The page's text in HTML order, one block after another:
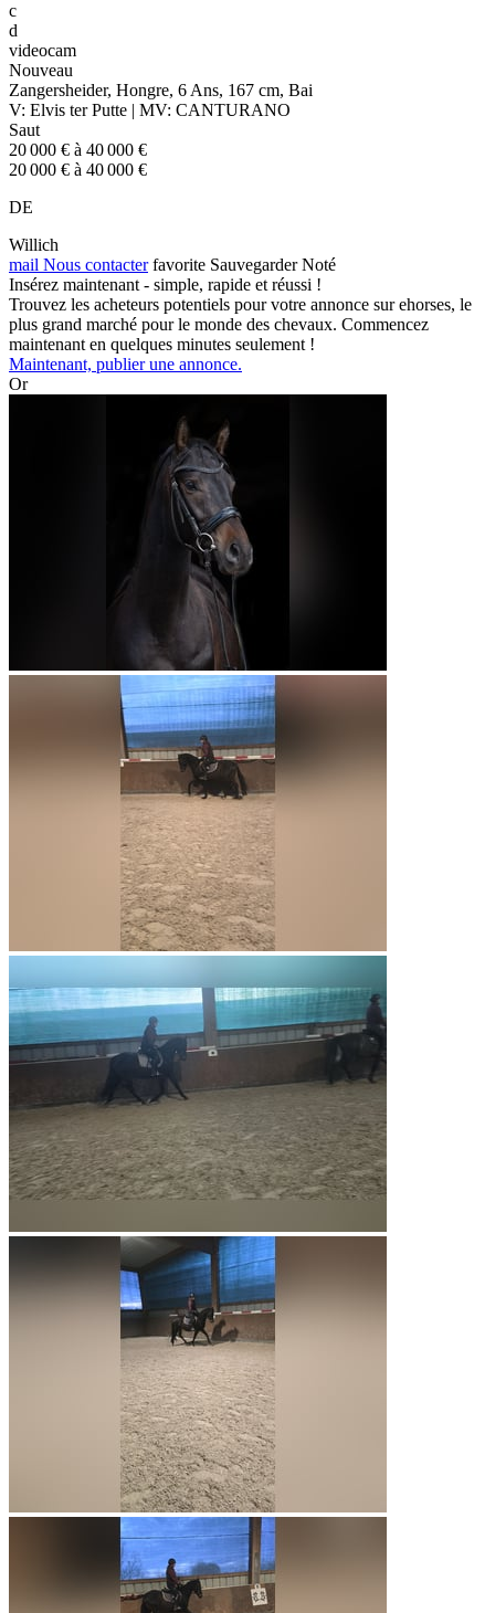
c
d
videocam
Nouveau
Zangersheider, Hongre, 6 Ans, 167 cm, Bai
V: Elvis ter Putte | MV: CANTURANO
Saut
20 000 € à 40 000 €
20 000 € à 40 000 €
DE
Willich
mail Nous contacter favorite Sauvegarder Noté
Insérez maintenant - simple, rapide et réussi !
Trouvez les acheteurs potentiels pour votre annonce sur ehorses, le
plus grand marché pour le monde des chevaux. Commencez
maintenant en quelques minutes seulement !
Maintenant, publier une annonce.
Or